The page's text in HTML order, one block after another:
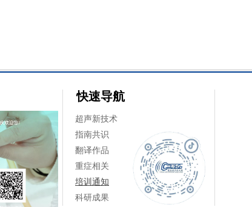
快速导航
超声新技术
指南共识
翻译作品
重症相关
培训通知
科研成果